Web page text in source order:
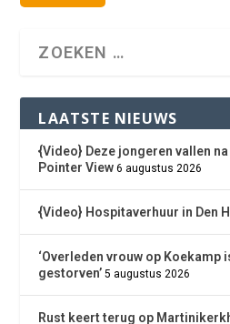
LAATSTE NIEUWS
{Video} Deze jongeren vallen
Pointer View 6 augustus 2026
{Video} Hospitaverhuur in Den
‘Overleden vrouw op Koekamp
gestorven’ 5 augustus 2026
Rust keert terug op